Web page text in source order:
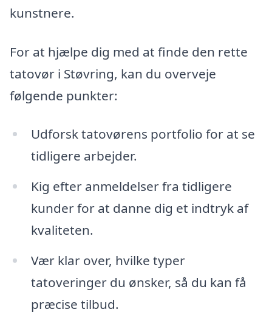
kunstnere.
For at hjælpe dig med at finde den rette
tatovør i Støvring, kan du overveje
følgende punkter:
Udforsk tatovørens portfolio for at se
tidligere arbejder.
Kig efter anmeldelser fra tidligere
kunder for at danne dig et indtryk af
kvaliteten.
Vær klar over, hvilke typer
tatoveringer du ønsker, så du kan få
præcise tilbud.